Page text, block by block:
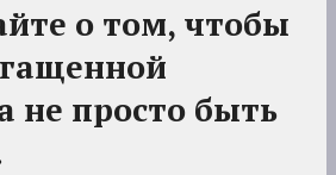
о том, чтобы
не просто быть